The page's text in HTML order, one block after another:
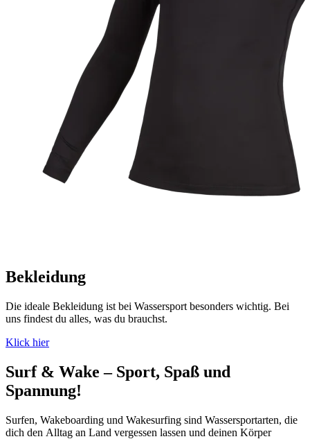
Bekleidung
Die ideale Bekleidung ist bei Wassersport besonders wichtig. Bei
uns findest du alles, was du brauchst.
Klick hier
Surf & Wake – Sport, Spaß und
Spannung!
Surfen, Wakeboarding und Wakesurfing sind Wassersportarten, die
dich den Alltag an Land vergessen lassen und deinen Körper